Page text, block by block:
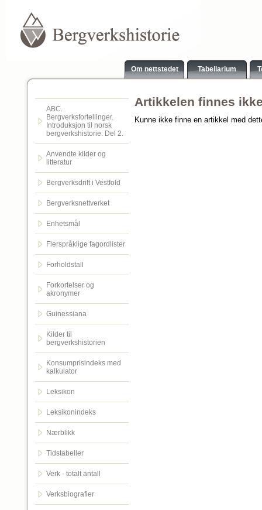
Om nettstedet Tabellarium
ABC.
Bergverksfortellinger.
Introduksjon til norsk
bergverkshistorie. Del 2.
Anvendte kilder og
litteratur
Bergverksdrift i Vestfold
Bergverksnettverket
Enhetsmål
Flerspråklige fagordlister
Forholdstall
Forkortelser og
akronymer
Guinessiana
Kilder til
bergverkshistorien
Konsumprisindeks med
kalkulator
Leksikon
Leksikonindeks
Nærblikk
Tidstabeller
Verk - totalt antall
Verksbiografier
Artikkelen finnes
Kunne ikke finne en artikkel med